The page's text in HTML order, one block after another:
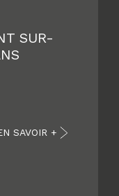
SUR-
SAVOIR +